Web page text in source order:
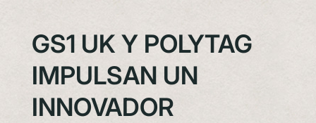
GS1 UK Y POLYTAG
IMPULSAN UN
INNOVADOR